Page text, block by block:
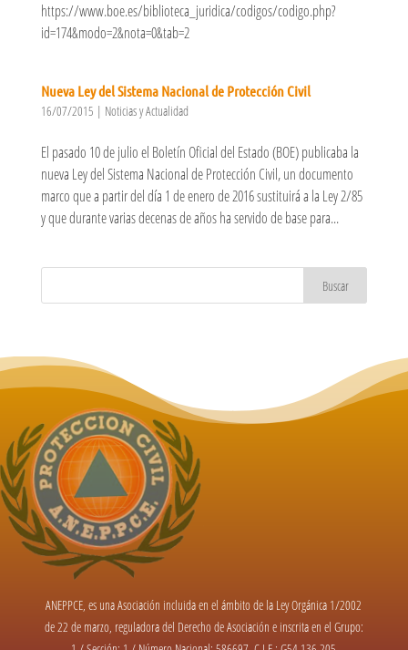
https://www.boe.es/biblioteca_juridica/codigos/codigo.php?
id=174&modo=2&nota=0&tab=2
Nueva Ley del Sistema Nacional de Protección Civil
16/07/2015 | Noticias y Actualidad
El pasado 10 de julio el Boletín Oficial del Estado (BOE) publicaba la
nueva Ley del Sistema Nacional de Protección Civil, un documento
marco que a partir del día 1 de enero de 2016 sustituirá a la Ley 2/85
y que durante varias decenas de años ha servido de base para...
ANEPPCE, es una Asociación incluida en el ámbito de la Ley Orgánica 1/2002
de 22 de marzo, reguladora del Derecho de Asociación e inscrita en el Grupo: